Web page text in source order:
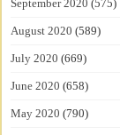
September 2020 (575)
August 2020 (589)
July 2020 (669)
June 2020 (658)
May 2020 (790)